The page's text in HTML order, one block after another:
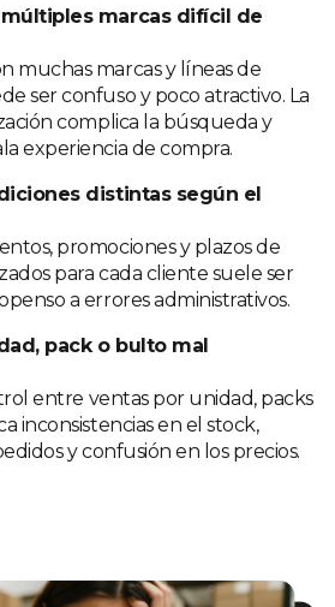
marcas difícil de
muchas marcas y líneas de
ser confuso y poco atractivo. La
complica la búsqueda y
experiencia de compra.
distintas según el
promociones y plazos de
para cada cliente suele ser
a errores administrativos.
pack o bulto mal
entre ventas por unidad, packs
inconsistencias en el stock,
y confusión en los precios.